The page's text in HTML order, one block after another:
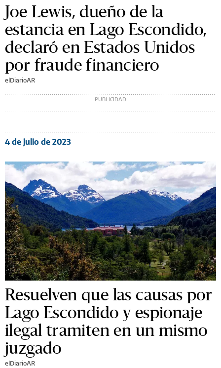
Joe Lewis, dueño de la
estancia en Lago Escondido,
declaró en Estados Unidos
por fraude financiero
elDiarioAR
4 de julio de 2023
Resuelven que las causas por
Lago Escondido y espionaje
ilegal tramiten en un mismo
juzgado
elDiarioAR